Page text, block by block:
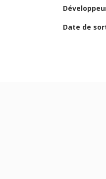
Date de